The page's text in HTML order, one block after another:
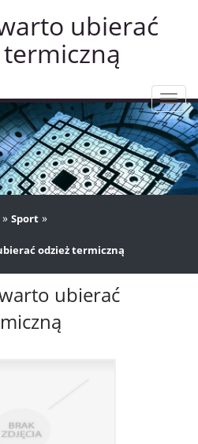
ubierać
» Sport »
odzież termiczną
ubierać